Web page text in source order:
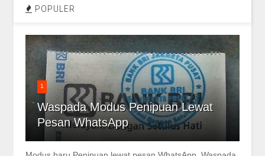
POPULER
1
Waspada Modus Penipuan Lewat
Pesan WhatsApp